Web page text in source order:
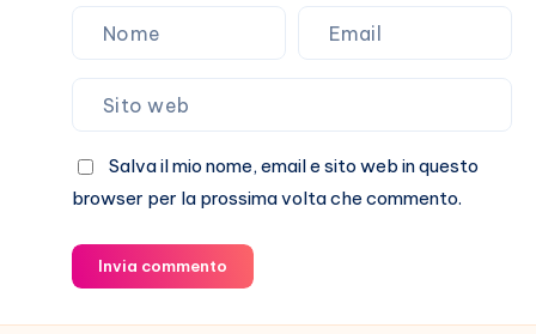
Salva il mio nome, email e sito web in questo
browser per la prossima volta che commento.
Invia commento